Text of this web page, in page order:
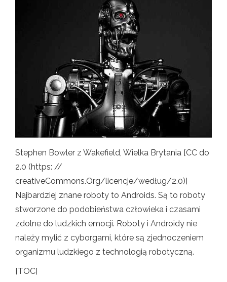
Stephen Bowler z Wakefield, Wielka Brytania [CC do
2.0 (https: //
creativeCommons.Org/licencje/według/2.0)]
Najbardziej znane roboty to Androids. Są to roboty
stworzone do podobieństwa człowieka i czasami
zdolne do ludzkich emocji. Roboty i Androidy nie
należy mylić z cyborgami, które są zjednoczeniem
organizmu ludzkiego z technologią robotyczną.
[TOC]